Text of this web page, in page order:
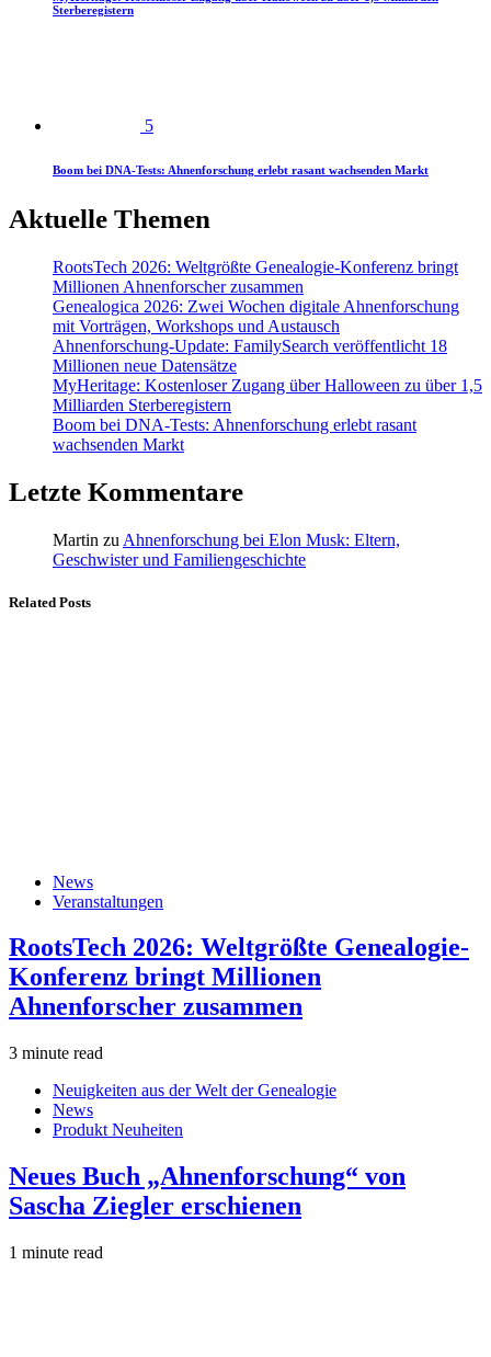
Sterberegistern
5
Boom bei DNA-Tests: Ahnenforschung erlebt rasant wachsenden Markt
Aktuelle Themen
RootsTech 2026: Weltgrößte Genealogie-Konferenz bringt
Millionen Ahnenforscher zusammen
Genealogica 2026: Zwei Wochen digitale Ahnenforschung
mit Vorträgen, Workshops und Austausch
Ahnenforschung-Update: FamilySearch veröffentlicht 18
Millionen neue Datensätze
MyHeritage: Kostenloser Zugang über Halloween zu über 1,5
Milliarden Sterberegistern
Boom bei DNA-Tests: Ahnenforschung erlebt rasant
wachsenden Markt
Letzte Kommentare
Martin zu Ahnenforschung bei Elon Musk: Eltern,
Geschwister und Familiengeschichte
Related Posts
News
Veranstaltungen
RootsTech 2026: Weltgrößte Genealogie-
Konferenz bringt Millionen
Ahnenforscher zusammen
3 minute read
Neuigkeiten aus der Welt der Genealogie
News
Produkt Neuheiten
Neues Buch „Ahnenforschung“ von
Sascha Ziegler erschienen
1 minute read